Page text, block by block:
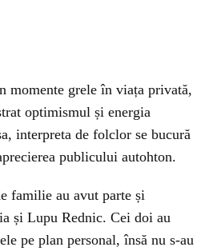
momente grele în viața privată,
optimismul și energia
interpreta de folclor se bucură
publicului autohton.
familie au avut parte și
și Lupu Rednic. Cei doi au
pe plan personal, însă nu s-au